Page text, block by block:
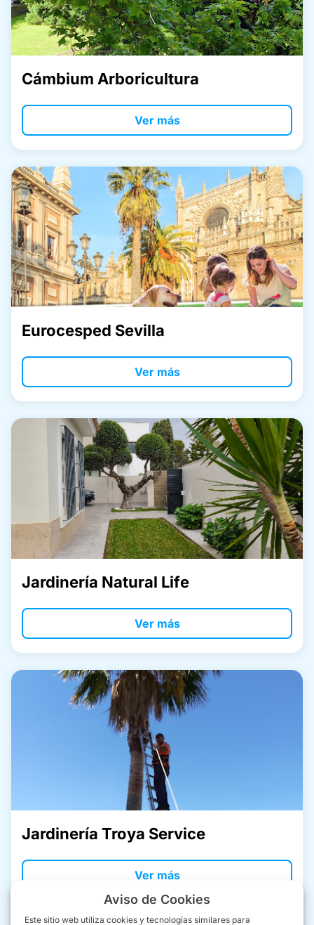
Aviso de Cookies
Este sitio web utiliza cookies y tecnologías similares para
Cámbium Arboricultura
Ver más
Eurocesped Sevilla
Ver más
Jardinería Natural Life
Ver más
Jardinería Troya Service
Ver más